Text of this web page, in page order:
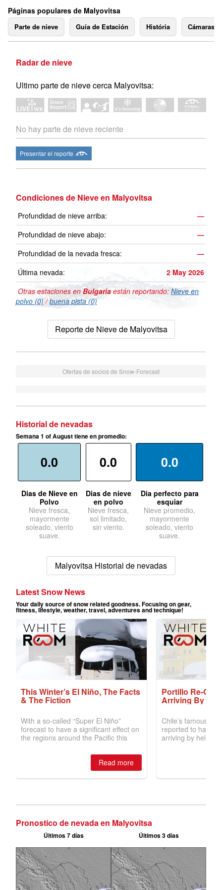
Páginas populares de Malyovitsa
Parte de nieve Guía de Estación História Cámaras
Radar de nieve
Ultimo parte de nieve cerca Malyovitsa:
No hay parte de nieve reciente
Presentar el reporte
Condiciones de Nieve en Malyovitsa
Profundidad de nieve arriba:
—
Profundidad de nieve abajo:
—
Profundidad de la nevada fresca:
—
Última nevada:
2 May 2026
Otras estaciones enBulgaria están reportando: Nieve en
polvo (0) /buena pista (0)
Reporte de Nieve de Malyovitsa
Ofertas de socios de Snow-Forecast
Historial de nevadas
Semana 1 of August tiene en promedio:
0.0
Dias de Nieve en
Polvo
Nieve fresca,
mayormente
soleado, viento
suave.
0.0
Dias de nieve
en polvo
Nieve fresca,
sol limitado,
sin viento.
0.0
Dia perfecto para
esquiar
Nieve promedio,
mayormente
soleado, viento
suave.
Malyovitsa Historial de nevadas
Pronostico de nevada en Malyovitsa
Últimos 7 días Últimos 3 días